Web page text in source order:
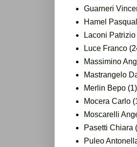
Guarneri
Hamel
Laconi Patrizio
Luce Franco
Massimino
Mastrangelo
Merlin Bepo (1)
Mocera Carlo
Moscarelli
Pasetti Chiara
Puleo